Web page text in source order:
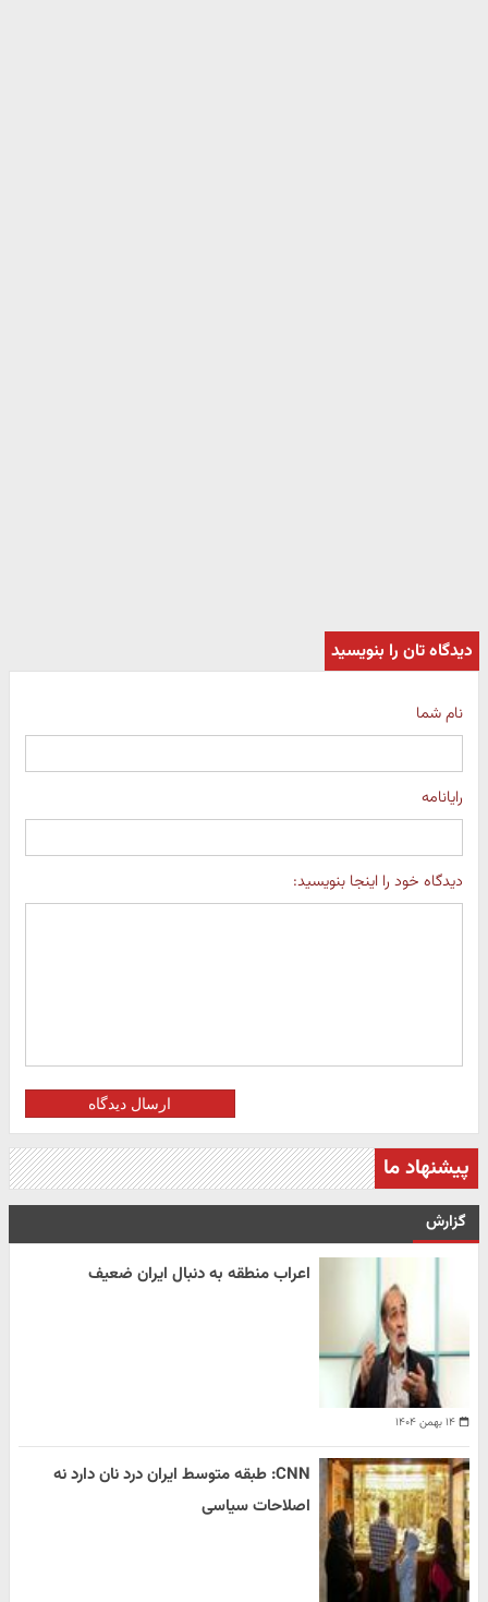
دیدگاه تان را بنویسید
نام شما
رایانامه
دیدگاه خود را اینجا بنویسید:
ارسال دیدگاه
پیشنهاد ما
گزارش
۱۴ بهمن ۱۴۰۴
اعراب منطقه به دنبال ایران ضعیف
CNN: طبقه متوسط ایران درد نان دارد نه
اصلاحات سیاسی